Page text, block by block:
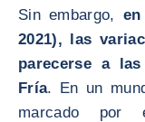
Sin embargo,
2021), las
parecerse a
Fría. En un
marcado por